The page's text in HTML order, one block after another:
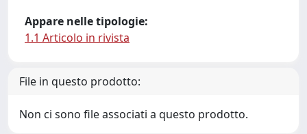
Appare nelle tipologie:
1.1 Articolo in rivista
File in questo prodotto:
Non ci sono file associati a questo prodotto.